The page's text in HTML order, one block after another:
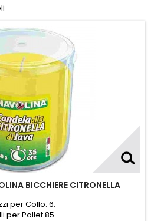
BICCHIERE CITRONELLA
per Collo: 6.
per Pallet 85.